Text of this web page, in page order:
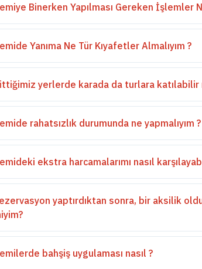
Binerken Yapılması Gereken İşlemler
Yanıma Ne Tür Kıyafetler Almalıyım ?
yerlerde karada da turlara katılabilir
rahatsızlık durumunda ne yapmalıyım
ekstra harcamalarımı nasıl
yaptırdıktan sonra, bir aksilik
bahşiş uygulaması nasıl ?